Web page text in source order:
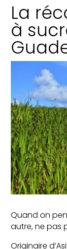
gîtes
Nos
la
La
à
Quand on
autre, ne pas
Originaire